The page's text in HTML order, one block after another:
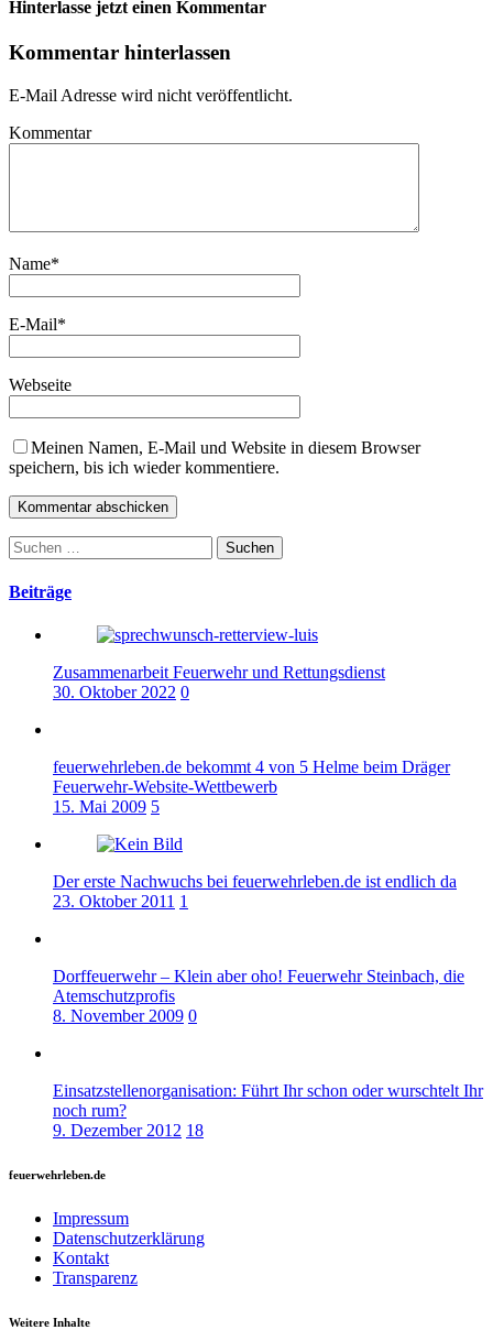
Hinterlasse jetzt einen Kommentar
Kommentar hinterlassen
E-Mail Adresse wird nicht veröffentlicht.
Kommentar
Name*
E-Mail*
Webseite
Meinen Namen, E-Mail und Website in diesem Browser
speichern, bis ich wieder kommentiere.
Suchen
nach:
Beiträge
Zusammenarbeit Feuerwehr und Rettungsdienst
30. Oktober 2022 0
feuerwehrleben.de bekommt 4 von 5 Helme beim Dräger
Feuerwehr-Website-Wettbewerb
15. Mai 2009 5
Der erste Nachwuchs bei feuerwehrleben.de ist endlich da
23. Oktober 2011 1
Dorffeuerwehr – Klein aber oho! Feuerwehr Steinbach, die
Atemschutzprofis
8. November 2009 0
Einsatzstellenorganisation: Führt Ihr schon oder wurschtelt Ihr
noch rum?
9. Dezember 2012 18
feuerwehrleben.de
Impressum
Datenschutzerklärung
Kontakt
Transparenz
Weitere Inhalte